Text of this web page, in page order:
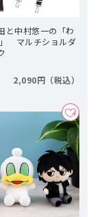
と中村悠一の「わ
」 マルチショルダ
2,090円